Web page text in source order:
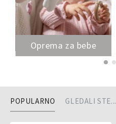
Oprema za bebe
POPULARNO GLEDALI STE...